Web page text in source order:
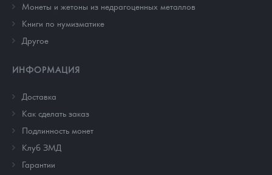
Монеты и жетоны из недрагоценных металлов
Книги по нумизматике
Другое
ИНФОРМАЦИЯ
Доставка
Как сделать заказ
Подлинность монет
Клуб ЗМД
Гарантии